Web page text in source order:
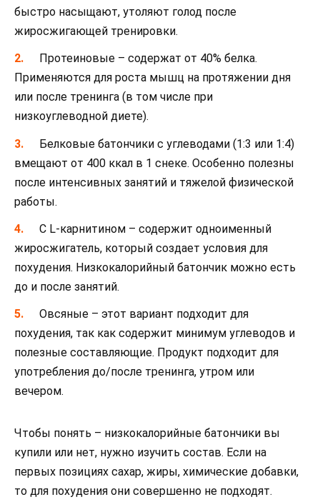
быстро насыщают, утоляют голод после
жиросжигающей тренировки.
Протеиновые – содержат от 40% белка.
Применяются для роста мышц на протяжении дня
или после тренинга (в том числе при
низкоуглеводной диете).
Белковые батончики с углеводами (1:3 или 1:4)
вмещают от 400 ккал в 1 снеке. Особенно полезны
после интенсивных занятий и тяжелой физической
работы.
С L-карнитином – содержит одноименный
жиросжигатель, который создает условия для
похудения. Низкокалорийный батончик можно есть
до и после занятий.
Овсяные – этот вариант подходит для
похудения, так как содержит минимум углеводов и
полезные составляющие. Продукт подходит для
употребления до/после тренинга, утром или
вечером.
Чтобы понять – низкокалорийные батончики вы
купили или нет, нужно изучить состав. Если на
первых позициях сахар, жиры, химические добавки,
то для похудения они совершенно не подходят.